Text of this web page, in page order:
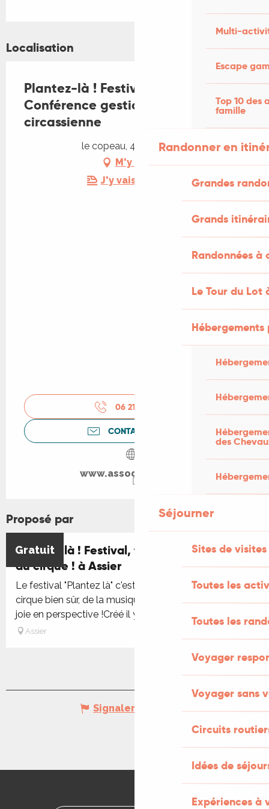
Multi-
Escape
Top 10 des
famille
Randonner en
Grandes
Grands
Randonnées
Le Tour du Lot
des
Séjourner
Sites de visites
Toutes les
Toutes les
Voyager
Voyager sans
Circuits
Idées de
Expériences à
Localisation
Plantez-là ! Festival à Assier :
Conférence gesticulée
circassienne
le copeau, 46320 Assier
M'y rendre
J'y vais en train !
06 21 87 43
CONTACTEZ-NOUS
www.assodesclous.fr
Proposé par
Gratuit
Plantez-là ! Festival, temps fort des arts
du cirque ! à Assier
Le festival "Plantez là" c'est des ateliers artistiques, du
cirque bien sûr, de la musique et des arts de rue ! de la
joie en perspective !Créé il y a dix ans, le festival...
Assier
Réservable
Signaler une erreur